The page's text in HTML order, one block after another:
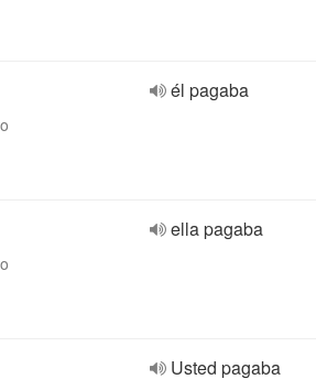
él pagaba
ella pagaba
Usted pagaba